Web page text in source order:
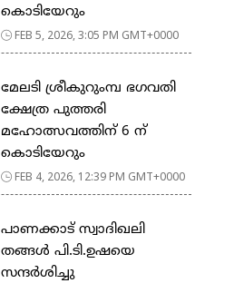
കൊടിയേറും
FEB 5, 2026, 3:05 PM GMT+0000
മേലടി ശ്രീകുറുംമ്പ ഭഗവതി
ക്ഷേത്ര പുത്തരി
മഹോത്സവത്തിന് 6 ന്
കൊടിയേറും
FEB 4, 2026, 12:39 PM GMT+0000
പാണക്കാട് സ്വാദിഖലി
തങ്ങൾ പി.ടി.ഉഷയെ
സന്ദർശിച്ചു